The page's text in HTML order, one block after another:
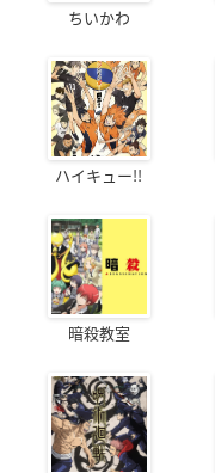
ちいかわ
ハイキュー!!
暗殺教室